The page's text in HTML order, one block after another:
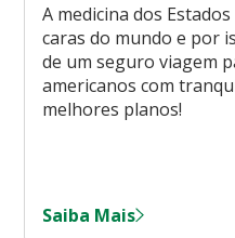
A medicina dos
caras do mundo e por
de um seguro viagem
americanos com
melhores planos!
Saiba Mais